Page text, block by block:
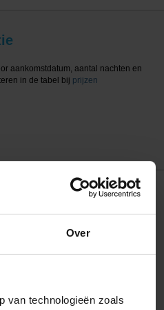
Over
van technologieën zoals
aankomstdatum, aantal nachten en
in de tabel bij prijzen